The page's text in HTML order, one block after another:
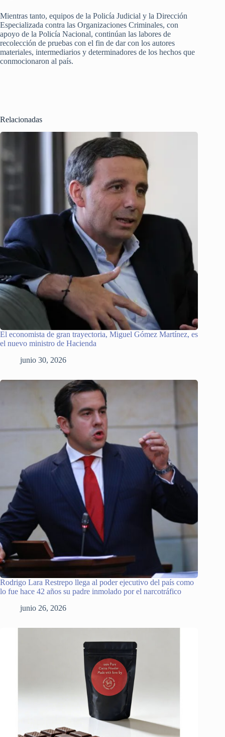
Mientras tanto, equipos de la Policía Judicial y la Dirección
Especializada contra las Organizaciones Criminales, con
apoyo de la Policía Nacional, continúan las labores de
recolección de pruebas con el fin de dar con los autores
materiales, intermediarios y determinadores de los hechos que
conmocionaron al país.
Relacionadas
El economista de gran trayectoria, Miguel Gómez Martínez, es
el nuevo ministro de Hacienda
junio 30, 2026
Rodrigo Lara Restrepo llega al poder ejecutivo del país como
lo fue hace 42 años su padre inmolado por el narcotráfico
junio 26, 2026